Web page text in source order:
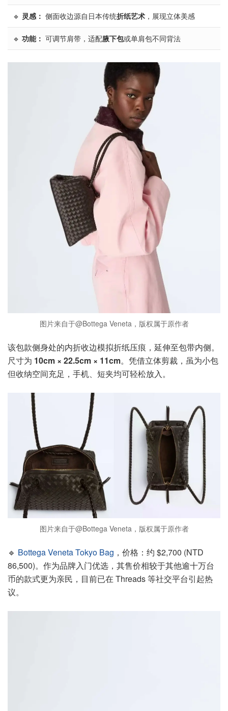
🔹 灵感： 侧面收边源自日本传统折纸艺术 ，展现立体美感
🔹 功能： 可调节肩带，适配腋下包或单肩包不同背法
图片来自于@Bottega Veneta，版权属于原作者
该包款侧身处的内折收边模拟折纸压痕，延伸至包带内侧。
尺寸为 10cm × 22.5cm × 11cm。凭借立体剪裁，虽为小包
但收纳空间充足，手机、短夹均可轻松放入。
图片来自于@Bottega Veneta，版权属于原作者
🔹 Bottega Veneta Tokyo Bag ，价格：约 $2,700 (NTD
86,500)。作为品牌入门优选，其售价相较于其他逾十万台
币的款式更为亲民，目前已在 Threads 等社交平台引起热
议。